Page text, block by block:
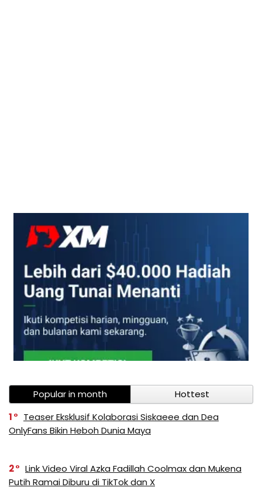
Popular in month
Hottest
1
Teaser Eksklusif Kolaborasi Siskaeee dan Dea
OnlyFans Bikin Heboh Dunia Maya
2
Link Video Viral Azka Fadillah Coolmax dan Mukena
Putih Ramai Diburu di TikTok dan X